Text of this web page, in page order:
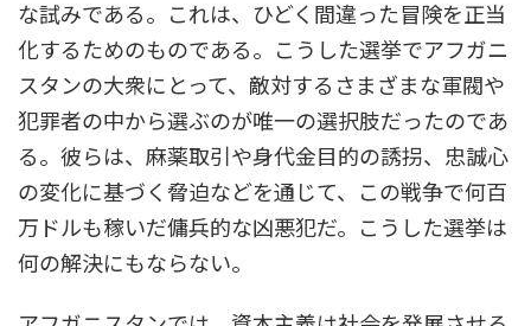
な試みである。これは、ひどく間違った冒険を正当
化するためのものである。こうした選挙でアフガニ
スタンの大衆にとって、敵対するさまざまな軍閥や
犯罪者の中から選ぶのが唯一の選択肢だったのであ
る。彼らは、麻薬取引や身代金目的の誘拐、忠誠心
の変化に基づく脅迫などを通じて、この戦争で何百
万ドルも稼いだ傭兵的な凶悪犯だ。こうした選挙は
何の解決にもならない。